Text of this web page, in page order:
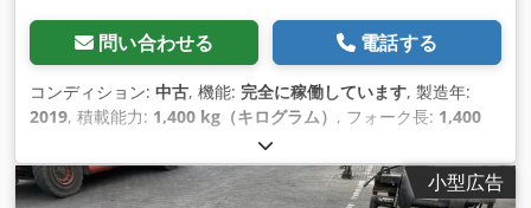
問い合わせる 電話する
コンディション: 中古, 機能: 完全に稼働しています, 製造年:
2019, 積載能力: 1,400 kg（キログラム） , フォーク長: 1,400
小型広告